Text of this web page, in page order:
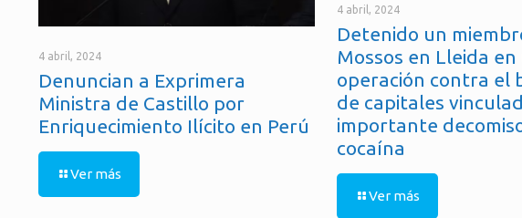
4 abril, 2024
Denuncian a Exprimera
Ministra de Castillo por
Enriquecimiento Ilícito en Perú
Ver más
4 abril, 2024
Detenido un
Mossos en Lleida en
operación contra el
de capitales
importante
cocaína
Ver más